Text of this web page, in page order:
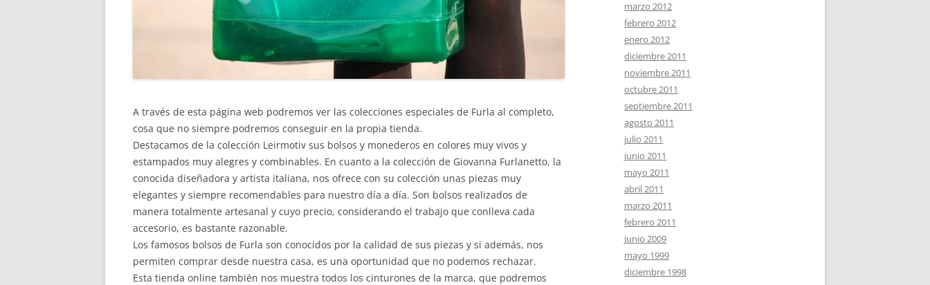
A través de esta página web podremos ver las colecciones especiales de Furla al completo,
cosa que no siempre podremos conseguir en la propia tienda.
Destacamos de la colección Leirmotiv sus bolsos y monederos en colores muy vivos y
estampados muy alegres y combinables. En cuanto a la colección de Giovanna Furlanetto, la
conocida diseñadora y artista italiana, nos ofrece con su colección unas piezas muy
elegantes y siempre recomendables para nuestro día a día. Son bolsos realizados de
manera totalmente artesanal y cuyo precio, considerando el trabajo que conlleva cada
accesorio, es bastante razonable.
Los famosos bolsos de Furla son conocidos por la calidad de sus piezas y si además, nos
permiten comprar desde nuestra casa, es una oportunidad que no podemos rechazar.
Esta tienda online también nos muestra todos los cinturones de la marca, que podremos
marzo 2012
febrero 2012
enero 2012
diciembre 2011
noviembre 2011
octubre 2011
septiembre 2011
agosto 2011
julio 2011
junio 2011
mayo 2011
abril 2011
marzo 2011
febrero 2011
junio 2009
mayo 1999
diciembre 1998